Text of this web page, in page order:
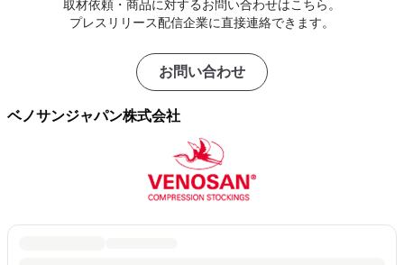
取材依頼・商品に対するお問い合わせはこちら。
プレスリリース配信企業に直接連絡できます。
お問い合わせ
ベノサンジャパン株式会社